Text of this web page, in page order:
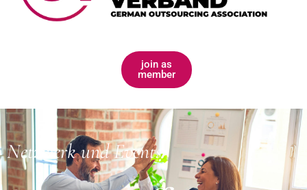
join as
member
Netzwerk und Events